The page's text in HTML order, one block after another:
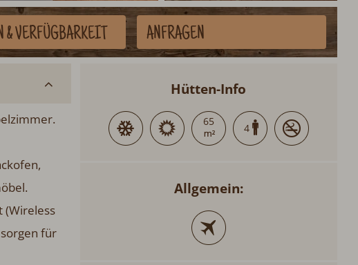
& VERFÜGBARKEIT ANFRAGEN
(Wireless
für
Hütten-Info
65
4
Allgemein: